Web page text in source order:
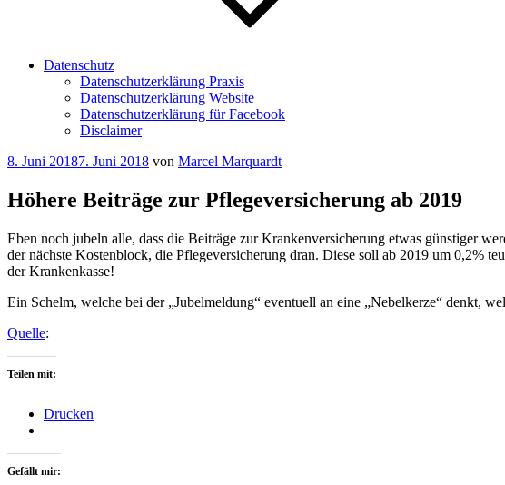
Datenschutz
Datenschutzerklärung Praxis
Datenschutzerklärung Website
Datenschutzerklärung für Facebook
Disclaimer
Veröffentlicht
8. Juni 20187. Juni 2018 von Marcel Marquardt
Höhere Beiträge zur Pflegeversicherung ab 2019
Eben noch jubeln alle, dass die Beiträge zur Krankenversicherung etwas günstiger
der nächste Kostenblock, die Pflegeversicherung dran. Diese soll ab 2019 um 0,2%
der Krankenkasse!
Ein Schelm, welche bei der „Jubelmeldung“ eventuell an eine „Nebelkerze“ denkt,
Quelle:
Teilen mit:
Drucken
Gefällt mir: